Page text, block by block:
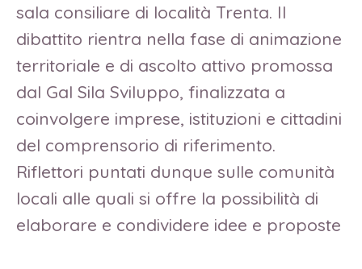
sala consiliare di località Trenta. Il
dibattito rientra nella fase di animazione
territoriale e di ascolto attivo promossa
dal Gal Sila Sviluppo, finalizzata a
coinvolgere imprese, istituzioni e cittadini
del comprensorio di riferimento.
Riflettori puntati dunque sulle comunità
locali alle quali si offre la possibilità di
elaborare e condividere idee e proposte